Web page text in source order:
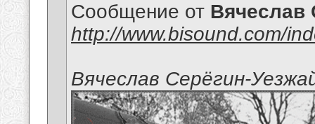
Сообщение от Вячеслав
http://www.bisound.com/
Вячеслав Серёгин-